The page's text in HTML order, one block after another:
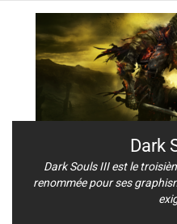
Dark
Dark Souls III est le
renommée pour ses